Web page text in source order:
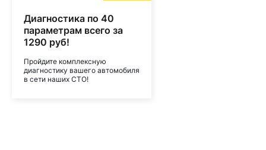
Диагностика по 40
параметрам всего за
1290 руб!
Пройдите комплексную
диагностику вашего автомобиля
в сети наших СТО!